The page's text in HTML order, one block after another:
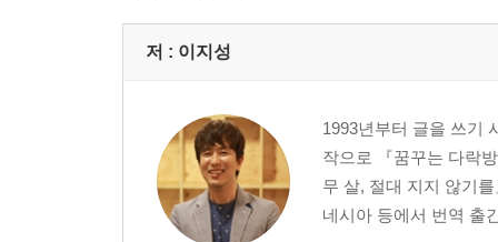
레오나르도 다빈치의 특별한 인문학 공부법 11가지
아인슈타인은 고통스러울 정도로 읽고, 토론하고,
6장. 실천: 5000년 역사를 만든 동서양 천재들의 사
천재들에게만 비밀스럽게 전수되어온 최강의 공부
사색공부법 01. 위대해지려고 각오한 사람만이 위
사색공부법 02. 당신의 마음은 어디에 있는가? 거
사색공부법 03. 전쟁 같은 독서와 사색, 격물치지
저 : 이지성
1993년부터 글을 쓰기
작으로 『꿈꾸는 다락
무 살, 절대 지지 않기
네시아 등에서 번역 출